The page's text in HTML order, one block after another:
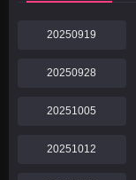
20250919
20250928
20251005
20251012